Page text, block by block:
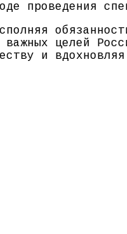
проведения
целей
и